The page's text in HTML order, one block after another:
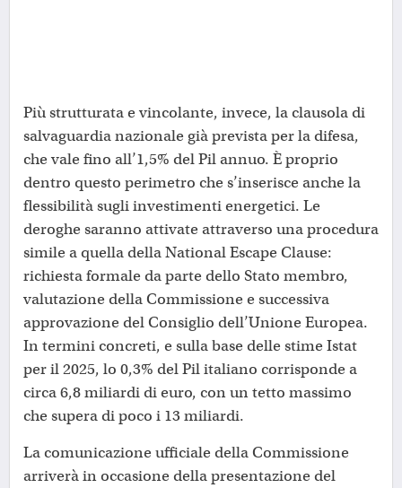
Più strutturata e vincolante, invece, la clausola di
salvaguardia nazionale già prevista per la difesa,
che vale fino all’1,5% del Pil annuo. È proprio
dentro questo perimetro che s’inserisce anche la
flessibilità sugli investimenti energetici. Le
deroghe saranno attivate attraverso una procedura
simile a quella della National Escape Clause:
richiesta formale da parte dello Stato membro,
valutazione della Commissione e successiva
approvazione del Consiglio dell’Unione Europea.
In termini concreti, e sulla base delle stime Istat
per il 2025, lo 0,3% del Pil italiano corrisponde a
circa 6,8 miliardi di euro, con un tetto massimo
che supera di poco i 13 miliardi.
La comunicazione ufficiale della Commissione
arriverà in occasione della presentazione del